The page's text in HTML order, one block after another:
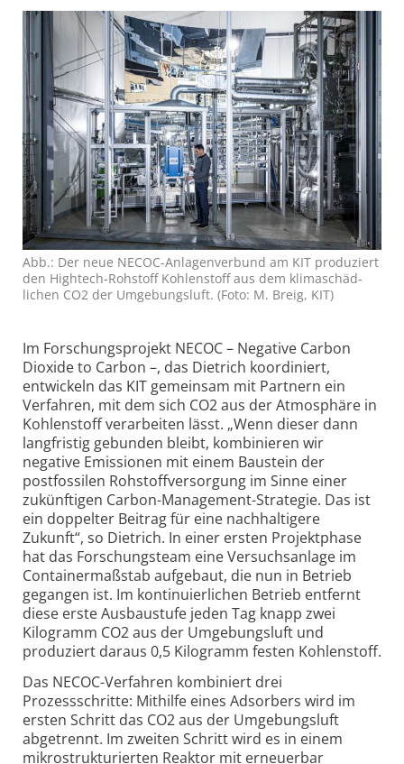
Abb.: Der neue NECOC-Anlagen­verbund am KIT produziert
den Hightech-Rohstoff Kohlenstoff aus dem klima­schäd­
lichen CO2 der Um­ge­bungs­luft. (Foto: M. Breig, KIT)
Im Forschungsprojekt NECOC – Negative Carbon
Dioxide to Carbon –, das Dietrich koordiniert,
entwickeln das KIT gemeinsam mit Partnern ein
Verfahren, mit dem sich CO2 aus der Atmosphäre in
Kohlenstoff verarbeiten lässt. „Wenn dieser dann
langfristig gebunden bleibt, kombinieren wir
negative Emissionen mit einem Baustein der
postfossilen Rohstoffversorgung im Sinne einer
zukünftigen Carbon-Management-Strategie. Das ist
ein doppelter Beitrag für eine nachhaltigere
Zukunft“, so Dietrich. In einer ersten Projektphase
hat das Forschungsteam eine Versuchsanlage im
Containermaßstab aufgebaut, die nun in Betrieb
gegangen ist. Im kontinuierlichen Betrieb entfernt
diese erste Ausbaustufe jeden Tag knapp zwei
Kilogramm CO2 aus der Umgebungsluft und
produziert daraus 0,5 Kilogramm festen Kohlenstoff.
Das NECOC-Verfahren kombiniert drei
Prozessschritte: Mithilfe eines Adsorbers wird im
ersten Schritt das CO2 aus der Umgebungsluft
abgetrennt. Im zweiten Schritt wird es in einem
mikrostrukturierten Reaktor mit erneuerbar